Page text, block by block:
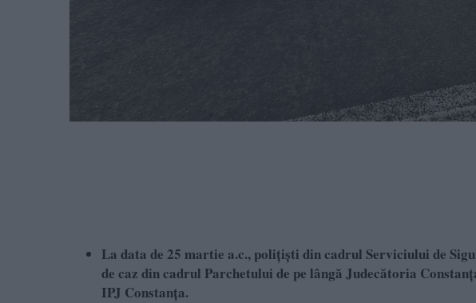
La data de 25 martie a.c., polițiști din cadrul Serviciului de
de caz din cadrul Parchetului de pe lângă Judecătoria
IPJ Constanța.